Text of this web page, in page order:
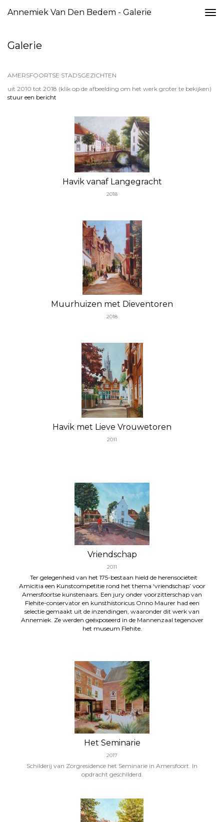
Annemiek Van Den Bedem - Galerie
Galerie
AMERSFOORTSE STADSGEZICHTEN
uit 2010 tot 2018 (klik op de afbeelding om het werk groter te bekijken)
stuur een bericht
Havik vanaf Langegracht
2018
Muurhuizen met Dieventoren
2018
Havik met Lieve Vrouwetoren
2011
Vriendschap
2011
Ter gelegenheid van het 175-bestaan hield de herensociëteit
Amicitia een Kunstcompetitie rond het thema ‘vriendschap’ voor
Amersfoortse kunstenaars. Een jury onder voorzitterschap van
Flehite-conservator en kunsthistoricus Onno Maurer had een
selectie gemaakt uit de inzendingen, waaronder dit werk van
Annemiek. Ze werden geëxposeerd in de Mannenzaal tegenover
het museum Flehite.
Het Seminarie
2017
Schilderij van Zorgresidence het Seminarie in Amersfoort. In
opdracht geschilderd.